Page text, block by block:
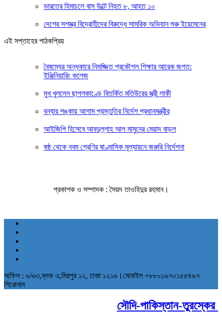
ভারতের হিমাচলে বাস উল্টে নিহত ৮, আহত ১০
দেশের সশস্ত্র বিদ্রোহীদের বিরুদ্ধে সামরিক অভিযান শুরু ইয়েমেনের
এই সপ্তাহের পাঠকপ্রিয়
বৈষম্যের অন্ধকারে নিমজ্জিত প্রকৌশল শিক্ষার আরেক জগত:
ইঞ্জিনিয়ারিং কলেজ
মুখ খুললেন ছাগলকাণ্ডে বিতর্কিত মতিউরের স্ত্রী লাকী
বন্যার শঙ্কায় আগাম প্রস্তুতির নির্দেশ প্রধানমন্ত্রীর
আইজিপি হিসেবে আবদুল্লাহ আল মামুনের মেয়াদ বাড়ল
ষষ্ঠ থেকে নবম শ্রেণির ষাণ্মাসিক মূল্যায়নে জরুরি নির্দেশনা
প্রকাশক ও সম্পাদক : সৈয়দ তাওহিদুর রহমান।
অফিস : ৬/৬৩,ব্লক এ,মিরপুর ১২, ঢাকা ১২১৬।মোবাইল +৮৮০১৬৭০১৫৫৪৬৭
শিরোনাম
সৌদি-পাকিস্তান-তুরস্কের